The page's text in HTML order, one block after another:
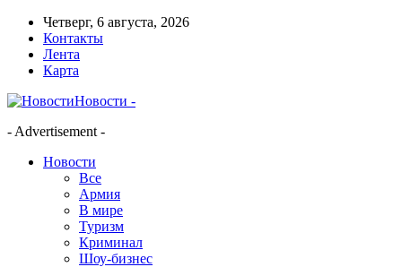
Четверг, 6 августа, 2026
Контакты
Лента
Карта
Новости -
- Advertisement -
Новости
Все
Армия
В мире
Туризм
Криминал
Шоу-бизнес